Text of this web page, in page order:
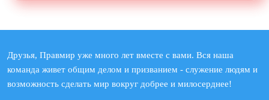
Друзья, Правмир уже много лет вместе с вами. Вся наша
команда живет общим делом и призванием - служение людям и
возможность сделать мир вокруг добрее и милосерднее!